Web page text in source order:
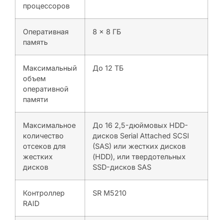
процессоров
Оперативная
память
8 x 8 ГБ
Максимальный
объем
оперативной
памяти
До 12 ТБ
Максимальное
количество
отсеков для
жестких
дисков
До 16 2,5-дюймовых HDD-
дисков Serial Attached SCSI
(SAS) или жестких дисков
(HDD), или твердотельных
SSD-дисков SAS
Контроллер
RAID
SR M5210